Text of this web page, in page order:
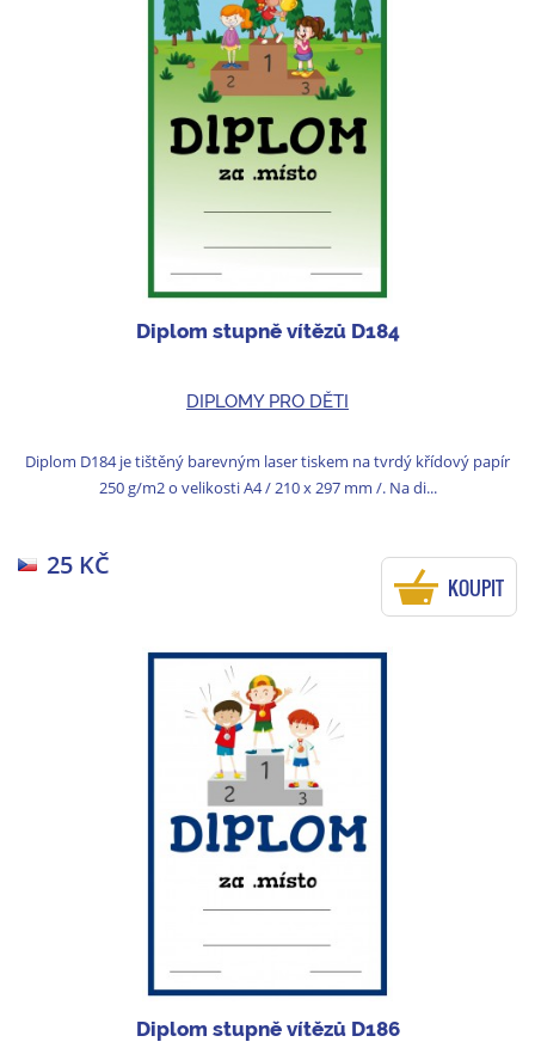
Diplom stupně vítězů D184
DIPLOMY PRO DĚTI
Diplom D184 je tištěný barevným laser tiskem na tvrdý křídový papír
250 g/m2 o velikosti A4 / 210 x 297 mm /. Na di...
25 KČ
KOUPIT
Diplom stupně vítězů D186